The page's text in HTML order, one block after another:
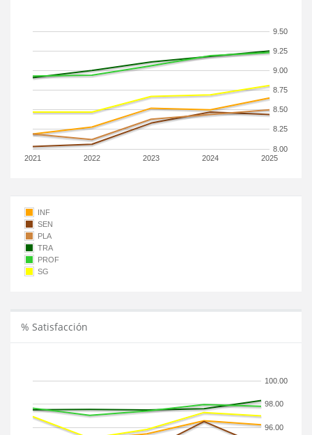
2021 2022 2023 2024 2025
8.00
8.25
8.50
8.75
9.00
9.25
9.50
INF
SEN
PLA
TRA
PROF
SG
% Satisfacción
96.00
98.00
100.00